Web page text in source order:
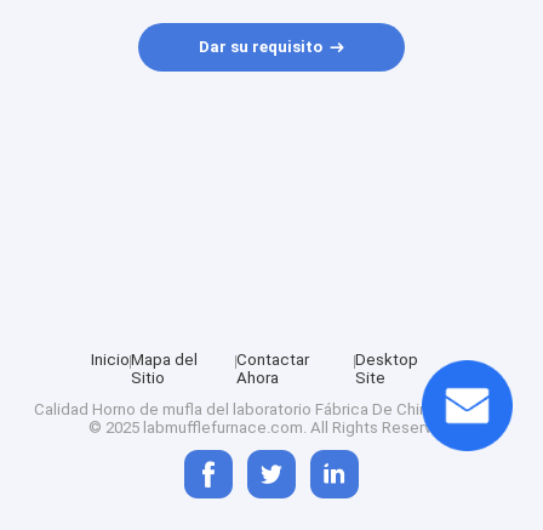
Dar su requisito
InicioMapa del
Sitio
Contactar
Ahora
Desktop
Site
Calidad Horno de mufla del laboratorio Fábrica De China.Copyright
© 2025 labmufflefurnace.com. All Rights Reserved.